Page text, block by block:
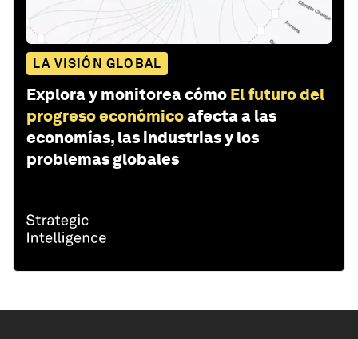
LA VISIÓN GLOBAL
Explora y monitorea cómo El futuro del
progreso económicoafecta a las
economías, las industrias y los
problemas globales